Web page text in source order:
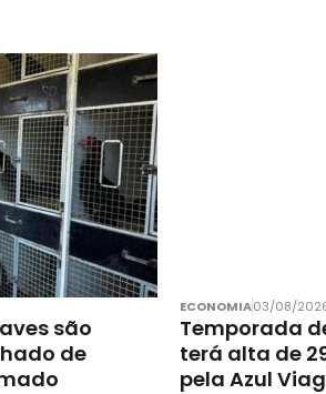
são
de
ECONOMIA03/08/
Temporada
terá alta de
pela Azul